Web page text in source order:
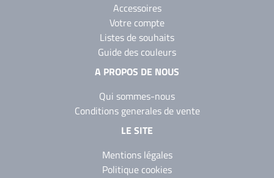
Accessoires
Votre compte
Listes de souhaits
Guide des couleurs
A PROPOS DE NOUS
Qui sommes-nous
Conditions generales de vente
LE SITE
Mentions légales
Politique cookies